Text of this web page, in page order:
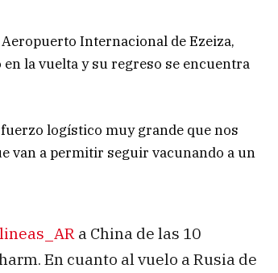
Internacional de Ezeiza,
la vuelta y su regreso se encuentra
logístico muy grande que nos
van a permitir seguir vacunando a un
a China de las 10
En cuanto al vuelo a Rusia de